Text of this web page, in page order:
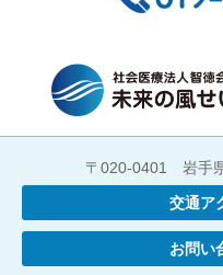
〒020-0401 岩手
交通ア
お問い